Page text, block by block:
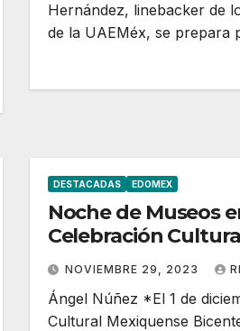
Hernández, linebacker de
de la UAEMéx, se prepara
DESTACADAS EDOMEX
Noche de Museos
Celebración
NOVIEMBRE 29, 2023
Ángel Núñez *El 1 de
Cultural Mexiquense